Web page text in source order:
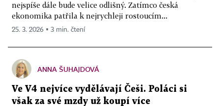
nejspíše dále bude velice odlišný. Zatímco česká
ekonomika patřila k nejrychleji rostoucím...
25. 3. 2026 ▪ 3 min. čtení
ANNA ŠUHAJDOVÁ
Ve V4 nejvíce vydělávají Češi. Poláci si
však za své mzdy už koupí více